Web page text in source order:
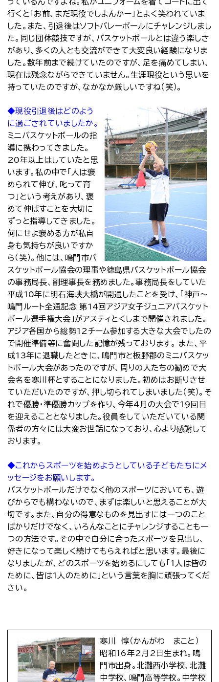
行くと「お前、まだ現役でしよんかー」とよく笑われていま
した。また、引退後はソフトバレーボールにチャレンジしまし
た。同じ団体競技ですが、バスケットボールとは違う楽しさ
があり、多くの人とも交流ができて大変良い経験になりま
した。数年前まで続けていたのですが、足を痛めてしまい、
現在は残念ながらできていません。生涯現役という思いを
持っていたのですが、なかなか厳しいですね（笑）。
◆現役引退後はどのよう
に過ごされていましたか。
ミニバスケットボールの指
導に携わってきました。
20年以上はしていたと思
います。私の中で「人は褒
められて伸び、叱って育
つ」という考えがあり、褒
めて伸ばすことを大切に
ずっと指導してきました。
何にせよ褒める方が私自
身も気持ちが良いですか
ら（笑）。他には、鳴門市バ
スケットボール協会の理事や徳島県バスケットボール協会
の事務局長、副理事長を務めました。事務局長をしていた
平成10年に明石海峡大橋が開通したことを受け、「神戸～
鳴門ルート全通記念 第14回アジア女子ジュニアバスケット
ボール選手権大会」がアスティとくしまで開催されました。
アジア各国から総勢12チーム参加する大きな大会でしたの
で開催準備等に奮闘した記憶が残っております。 また、平
成13年に退職したときに、鳴門市と板野郡のミニバスケッ
トボール大会があったのですが、周りの人たちの勧めで大
会名を寒川杯とすることになりました。初めはお断りさせ
ていただいたのですが、押し切られてしまいました（笑）。そ
れで優勝・準優勝カップを作り、今年4月の大会で19回目
を迎えることとなりました。役員をしていただいている関
係者の方々には大変お世話になっており、心より感謝して
おります。
◆これからスポーツを始めようとしている子どもたちにメ
ッセージをお願いします。
バスケットボールだけでなく他のスポーツにおいても、遊
びからでも構わないので、まずは楽しいと思えることが大
切です。また、自分の得意なものを見出すには一つのこと
ばかりだけでなく、いろんなことにチャレンジすることも一
つの方法です。その中で自分に合ったスポーツを見出し、
好きになって楽しく続けてもらえればと思います。最後に
なりましたが、どのスポーツを始めるにしても「1人は皆の
ために、皆は1人のために」という言葉を胸に頑張ってくだ
さい。
寒川 惇（かんがわ まこと）
昭和16年2月2日生まれ。鳴
門市出身。北灘西小学校、北灘
中学校、鳴門高等学校。中学校